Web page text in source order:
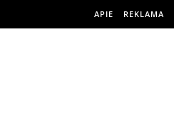
APIE REKLAMA